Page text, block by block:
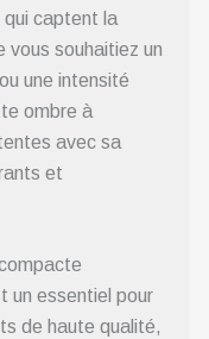
qui captent la
vous souhaitiez un
une intensité
ombre à
avec sa
et
un essentiel pour
de haute qualité,